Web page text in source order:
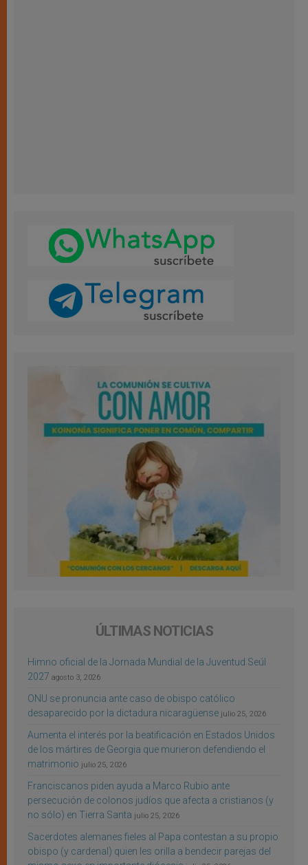
ÚLTIMAS NOTICIAS
Himno oficial de la Jornada Mundial de la Juventud Seúl
2027 agosto 3, 2026
ONU se pronuncia ante caso de obispo católico
desaparecido por la dictadura nicaragüense julio 25, 2026
Aumenta el interés por la beatificación en Estados Unidos
de los mártires de Georgia que murieron defendiendo el
matrimonio julio 25, 2026
Franciscanos piden ayuda a Marco Rubio ante
persecución de colonos judíos que afecta a cristianos (y
no sólo) en Tierra Santa julio 25, 2026
Sacerdotes alemanes fieles al Papa contestan a su propio
obispo (y cardenal) quien les orilla a bendecir parejas del